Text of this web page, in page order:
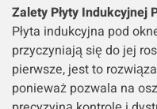
Zalety Płyty Indukcyjnej
Płyta indukcyjna pod
przyczyniają się do jej
pierwsze, jest to
ponieważ pozwala na